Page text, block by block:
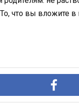
что вы вложите